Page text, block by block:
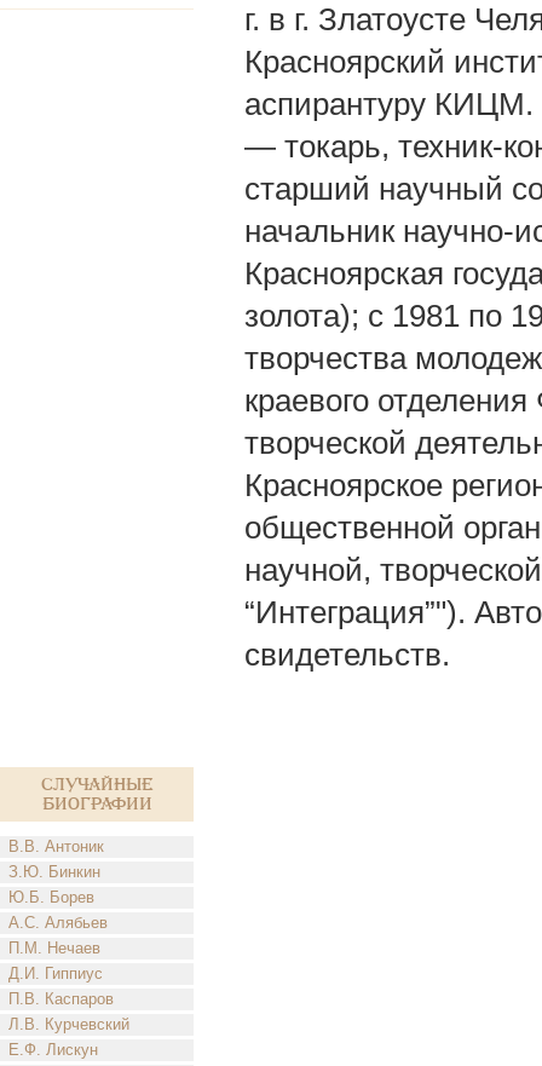
Случайные
биографии
В.В. Антоник
З.Ю. Бинкин
Ю.Б. Борев
А.С. Алябьев
П.М. Нечаев
Д.И. Гиппиус
П.В. Каспаров
Л.В. Курчевский
Е.Ф. Лискун
г. в г. Златоусте
Красноярский
аспирантуру КИЦМ.
— токарь, техник-
старший научный
начальник научно-
Красноярская
золота); с 1981 по
творчества
краевого
творческой
Красноярское
общественной
научной,
“Интеграция”").
свидетельств.